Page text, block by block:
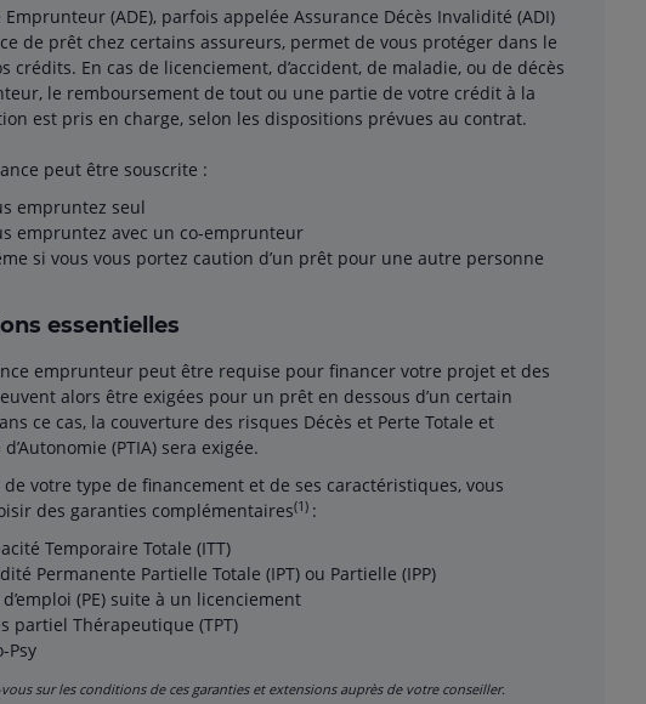
Emprunteur (ADE), parfois appelée Assurance Décès Invalidité (ADI)
de prêt chez certains assureurs, permet de vous protéger dans le
crédits. En cas de licenciement, d’accident, de maladie, ou de décès
le remboursement de tout ou une partie de votre crédit à la
est pris en charge, selon les dispositions prévues au contrat.
peut être souscrite :
empruntez seul
empruntez avec un co-emprunteur
si vous vous portez caution d’un prêt pour une autre personne
essentielles
emprunteur peut être requise pour financer votre projet et des
alors être exigées pour un prêt en dessous d’un certain
ce cas, la couverture des risques Décès et Perte Totale et
(PTIA) sera exigée.
votre type de financement et de ses caractéristiques, vous
des garanties complémentaires(1) :
Temporaire Totale (ITT)
Permanente Partielle Totale (IPT) ou Partielle (IPP)
d’emploi (PE) suite à un licenciement
partiel Thérapeutique (TPT)
Psy
vous sur les conditions de ces garanties et extensions auprès de votre conseiller.